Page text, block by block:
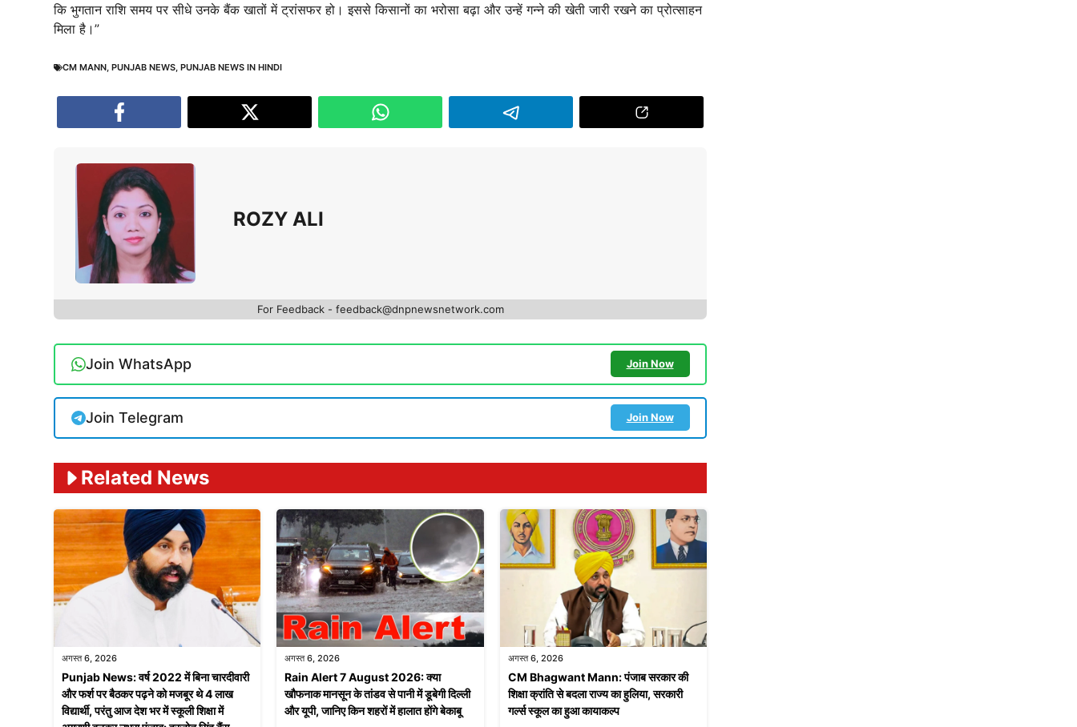
कि भुगतान राशि समय पर सीधे उनके बैंक खातों में ट्रांसफर हो। इससे किसानों का भरोसा बढ़ा और उन्हें गन्ने की खेती जारी रखने का प्रोत्साहन
मिला है।”
CM MANN, PUNJAB NEWS, PUNJAB NEWS IN HINDI
ROZY ALI
For Feedback - feedback@dnpnewsnetwork.com
Join WhatsApp Join Now
Join Telegram Join Now
Related News
अगस्त 6, 2026
Punjab News: वर्ष 2022 में बिना चारदीवारी
और फर्श पर बैठकर पढ़ने को मजबूर थे 4 लाख
विद्यार्थी, परंतु आज देश भर में स्कूली शिक्षा में
अगस्त 6, 2026
Rain Alert 7 August 2026: क्या
खौफनाक मानसून के तांडव से पानी में डूबेगी दिल्ली
और यूपी, जानिए किन शहरों में हालात होंगे बेकाबू
अगस्त 6, 2026
CM Bhagwant Mann: पंजाब सरकार की
शिक्षा क्रांति से बदला राज्य का हुलिया, सरकारी
गर्ल्स स्कूल का हुआ कायाकल्प